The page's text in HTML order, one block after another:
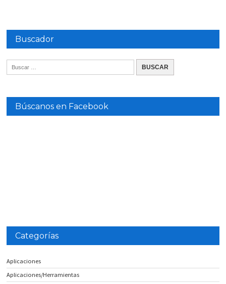
Buscador
Búscanos en Facebook
Categorías
Aplicaciones
Aplicaciones/Herramientas